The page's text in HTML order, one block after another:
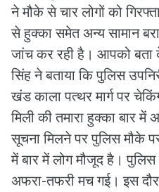
ने मौके से चार लोगों को
से हुक्का समेत अन्य सामान
जांच कर रही है। आपको बता
सिंह ने बताया कि पुलिस
खंड काला पत्थर मार्ग पर
मिली की तमारा हुक्का बार
सूचना मिलने पर पुलिस मौके
में बार में लोग मौजूद है।
अफरा-तफरी मच गई। इस